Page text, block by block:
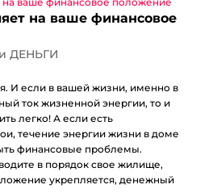
на ваше финансовое
ДЕНЬГИ
И если в вашей жизни, именно в
ток жизненной энергии, то и
легко! А если есть
течение энергии жизни в доме
финансовые проблемы.
в порядок свое жилище,
укрепляется, денежный